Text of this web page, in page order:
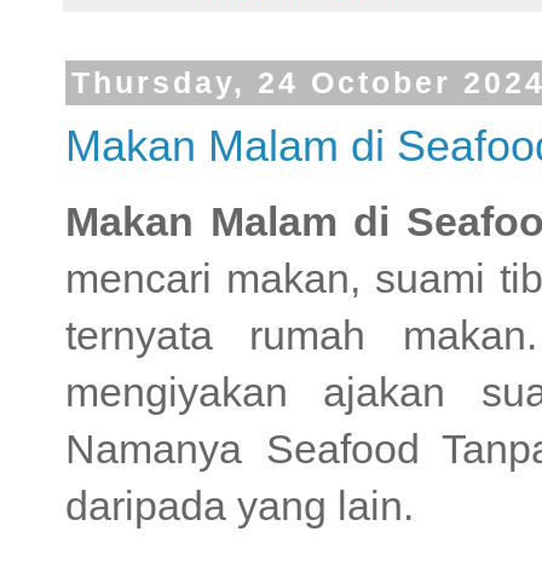
Thursday, 24 October
Makan Malam di
Makan Malam di
mencari makan, suami
ternyata rumah
mengiyakan ajakan
Namanya Seafood
daripada yang lain.